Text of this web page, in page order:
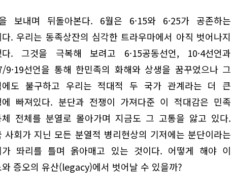
보내며 뒤돌아본다. 6월은 6·15와 6·25가 공존하는
다. 우리는 동족상잔의 심각한 트라우마에서 아직 벗어나지
다. 그것을 극복해 보려고 6·15공동선언, 10·4선언과
9·19선언을 통해 한민족의 화해와 상생을 꿈꾸었으나 그
에도 불구하고 우리는 적대적 두 국가 관계라는 더 큰
에 빠져있다. 분단과 전쟁이 가져다준 이 적대감은 민족
체 전체를 분열로 몰아가며 지금도 그 고통을 앓고 있다.
사회가 지닌 모든 분열적 병리현상의 기저에는 분단이라는
가 똬리를 틀며 옭아매고 있는 것이다. 어떻게 해야 이
증오의 유산(legacy)에서 벗어날 수 있을까?